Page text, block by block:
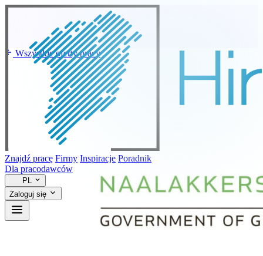
Znajdź pracę Firmy Inspiracje Poradnik
Dla pracodawców
PL
Zaloguj się
Wszystkie oferty pracy